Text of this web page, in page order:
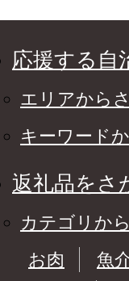
応援する自
エリアから
キーワード
返礼品をさ
カテゴリか
お肉
魚